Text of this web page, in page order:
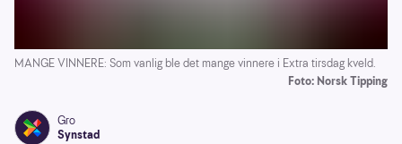
MANGE VINNERE: Som vanlig ble det mange vinnere i Extra tirsdag kveld.
Foto: Norsk Tipping
Gro
Synstad